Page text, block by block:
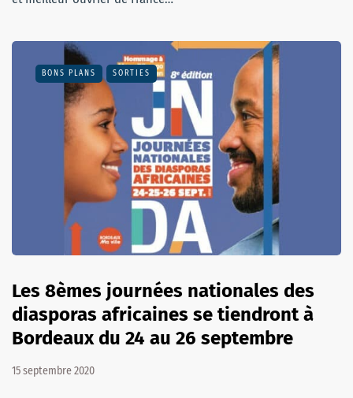
BONS PLANS SORTIES
Les 8èmes journées nationales des
diasporas africaines se tiendront à
Bordeaux du 24 au 26 septembre
15 septembre 2020